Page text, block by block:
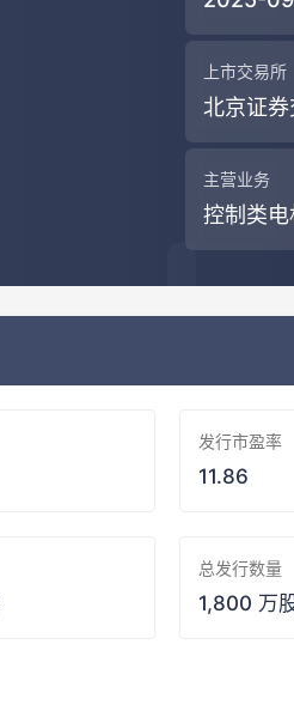
上市交易所
北京证
主营业务
控制类
发行市盈率
11.86
总发行数量
1,800 万